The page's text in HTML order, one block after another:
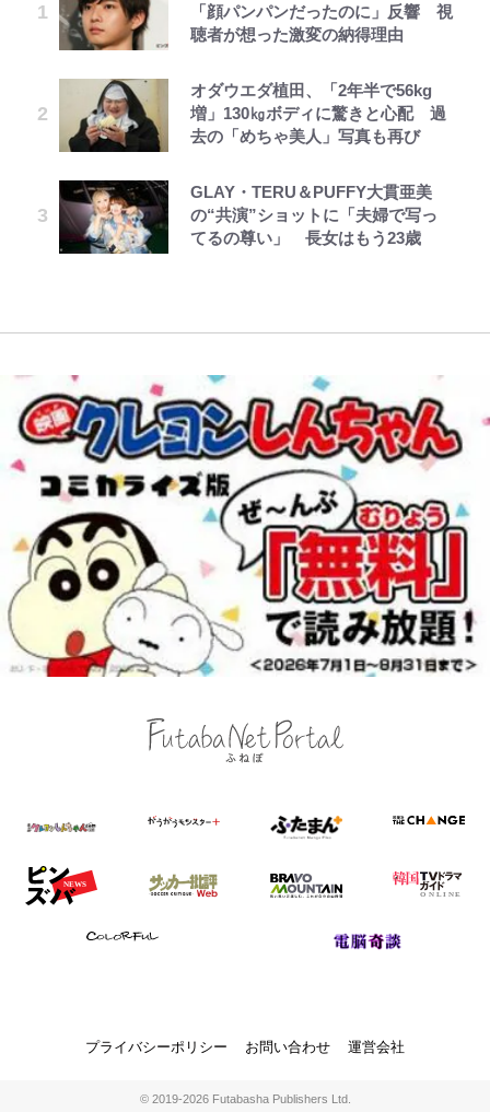
「顔パンパンだったのに」反響 視
聴者が想った激変の納得理由
オダウエダ植田、「2年半で56kg
増」130㎏ボディに驚きと心配 過
去の「めちゃ美人」写真も再び
GLAY・TERU＆PUFFY大貫亜美
の“共演”ショットに「夫婦で写っ
てるの尊い」 長女はもう23歳
か…高級ブランドをやめ等身大の自
分を表現する現在「ちゃんとおじい
誹謗中傷も「『そうせざるを得ない
事情』がある」…山尾志桜里が
錦織一清が語る還暦からの新たな挑
戦…少年隊の分岐点と60代で挑む
ろそろ終わりかな」江口寿史が炎上
を経て樋口毅宏に語ったこと
ファミマと『VIVANT』第2シーズ
ンのコラボがスタート！ “別班饅
頭”や限定グッズ登場にファン感激
『ONE PIECE』今後の展開に絡ん
できそうな「意味深な表紙連載」
浅草は日本の心だゾ
とうちゃんが出世するゾ
した~詰んだはずの悪役令嬢です
が、どうやら違うようです~ 第1話
公式-婚約破棄されたのでお掃除メ
イドになったら笑わない貴公子様に
溺愛されました 第27話(3)
公式-関係改善をあきらめて距離を
おいたら、塩対応だった婚約者が絡
んでくるようになりました 第50話
とを体感！ 登頂約10分でも大迫力
「吾妻小富士」火口を1周する「1
ポ【福島県福島市】
アユは「怒らせて掛ける」魚だっ
おもしろさを知る
【自転車】「若いときは登れたんだ
出、柏リカルドの下で新加入2人が
化ける！Jリーグに必要な外国人選
制｣の大激論】(4)
｢めーっちゃオシャじゃん｣中田英
いい｣｢好きなデザイン｣｢今年は2nd
買おうかな｣
第3回 出版までの道のり・その2
レビュー『仮面家族』悠木シュン・
著
プライバシーポリシー お問い合わせ 運営会社
© 2019-2026 Futabasha Publishers Ltd.